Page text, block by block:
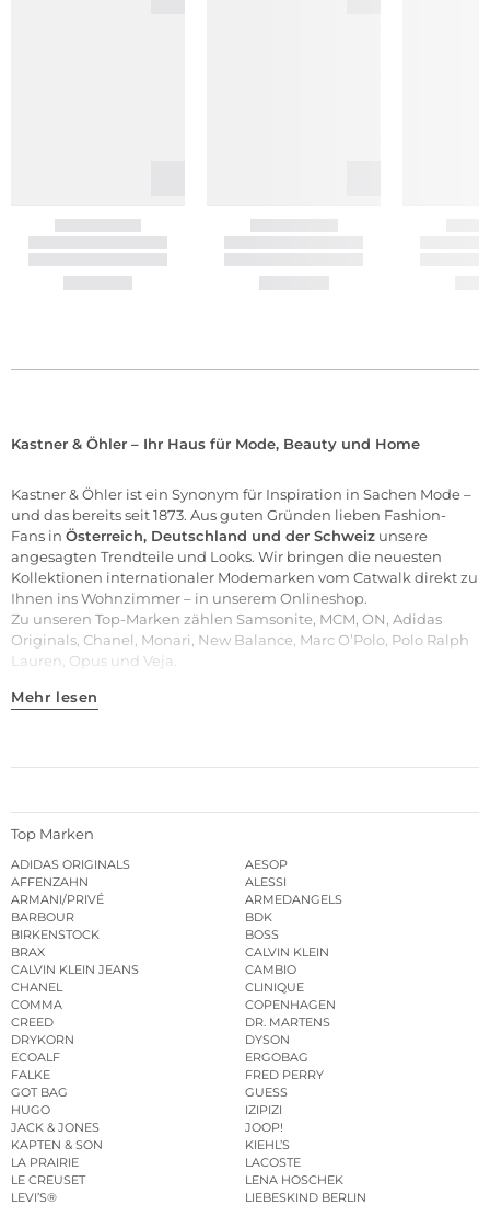
Kastner & Öhler – Ihr Haus für Mode, Beauty und Home
Kastner & Öhler ist ein Synonym für Inspiration in Sachen Mode –
und das bereits seit 1873. Aus guten Gründen lieben Fashion-
Fans in Österreich, Deutschland und der Schweiz unsere
angesagten Trendteile und Looks. Wir bringen die neuesten
Kollektionen internationaler Modemarken vom Catwalk direkt zu
Ihnen ins Wohnzimmer – in unserem Onlineshop.
Zu unseren Top-Marken zählen Samsonite, MCM, ON, Adidas
Originals, Chanel, Monari, New Balance, Marc O’Polo, Polo Ralph
Lauren, Opus und Veja.
Mehr lesen
Top Marken
ADIDAS ORIGINALS
AESOP
AFFENZAHN
ALESSI
ARMANI/PRIVÉ
ARMEDANGELS
BARBOUR
BDK
BIRKENSTOCK
BOSS
BRAX
CALVIN KLEIN
CALVIN KLEIN JEANS
CAMBIO
CHANEL
CLINIQUE
COMMA
COPENHAGEN
CREED
DR. MARTENS
DRYKORN
DYSON
ECOALF
ERGOBAG
FALKE
FRED PERRY
GOT BAG
GUESS
HUGO
IZIPIZI
JACK & JONES
JOOP!
KAPTEN & SON
KIEHL’S
LA PRAIRIE
LACOSTE
LE CREUSET
LENA HOSCHEK
LEVI’S®
LIEBESKIND BERLIN